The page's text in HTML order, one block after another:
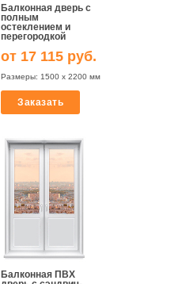
Балконная ПВХ
Балконная дверь с
полным
остеклением и
перегородкой
от 17 115 руб.
Размеры: 1500 х 2200 мм
Заказать